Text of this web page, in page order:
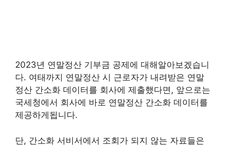
2023년 연말정산 기부금 공제에 대해알아보겠습니
다. 여태까지 연말정산 시 근로자가 내려받은 연말
정산 간소화 데이터를 회사에 제출했다면, 앞으로는
국세청에서 회사에 바로 연말정산 간소화 데이터를
제공하게됩니다.
단, 간소화 서비서에서 조회가 되지 않는 자료들은